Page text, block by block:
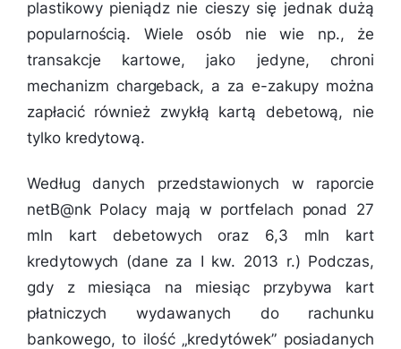
plastikowy pieniądz nie cieszy się jednak dużą
popularnością. Wiele osób nie wie np., że
transakcje kartowe, jako jedyne, chroni
mechanizm chargeback, a za e-zakupy można
zapłacić również zwykłą kartą debetową, nie
tylko kredytową.
Według danych przedstawionych w raporcie
netB@nk Polacy mają w portfelach ponad 27
mln kart debetowych oraz 6,3 mln kart
kredytowych (dane za I kw. 2013 r.) Podczas,
gdy z miesiąca na miesiąc przybywa kart
płatniczych wydawanych do rachunku
bankowego, to ilość „kredytówek” posiadanych